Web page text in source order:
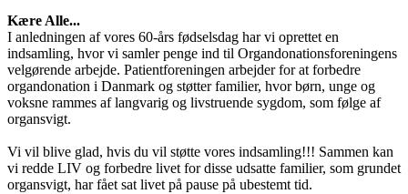
Kære Alle...
I anledningen af vores 60-års fødselsdag har vi oprettet en
indsamling, hvor vi samler penge ind til Organdonationsforeningens
velgørende arbejde. Patientforeningen arbejder for at forbedre
organdonation i Danmark og støtter familier, hvor børn, unge og
voksne rammes af langvarig og livstruende sygdom, som følge af
organsvigt.
Vi vil blive glad, hvis du vil støtte vores indsamling!!! Sammen kan
vi redde LIV og forbedre livet for disse udsatte familier, som grundet
organsvigt, har fået sat livet på pause på ubestemt tid.